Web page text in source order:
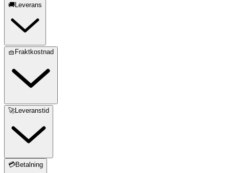
🚚Leverans
🧺Fraktkostnad
🚀Leveranstid
💳Betalning